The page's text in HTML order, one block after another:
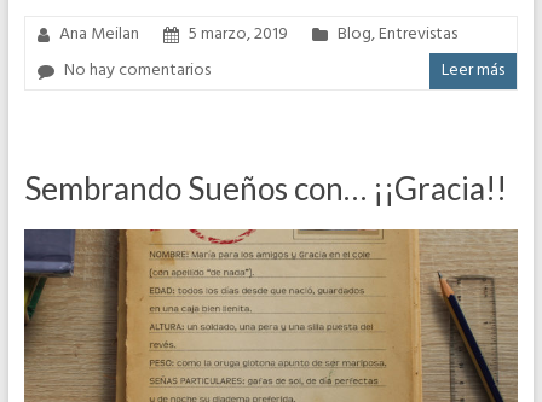
Ana Meilan 5 marzo, 2019 Blog,Entrevistas
No hay comentarios
Leer más
Sembrando Sueños con… ¡¡Gracia!!